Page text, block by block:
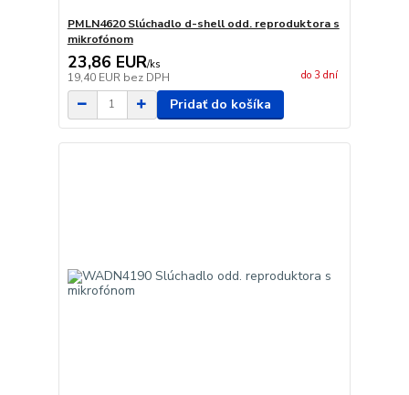
PMLN4620 Slúchadlo d-shell odd. reproduktora s
mikrofónom
23,86 EUR/ks
19,40 EUR bez DPH do 3 dní
Pridať do košíka